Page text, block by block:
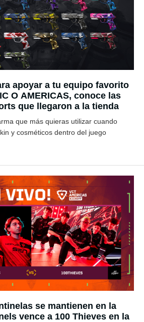
apoyar a tu equipo favorito
O AMERICAS, conoce las
que llegaron a la tienda
que más quieras utilizar cuando
y cosméticos dentro del juego
se mantienen en la
vence a 100 Thieves en la